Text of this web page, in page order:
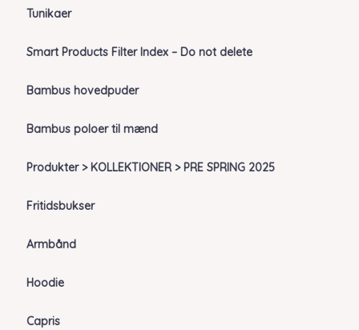
Tunikaer
Smart Products Filter Index – Do not delete
Bambus hovedpuder
Bambus poloer til mænd
Produkter > KOLLEKTIONER > PRE SPRING 2025
Fritidsbukser
Armbånd
Hoodie
Capris